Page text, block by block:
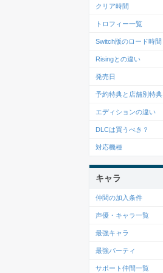
クリア時間
トロフィー一覧
Switch版のロード時間
Risingとの違い
発売日
予約特典と店舗別特典
エディションの違い
DLCは買うべき？
対応機種
キャラ
仲間の加入条件
声優・キャラ一覧
最強キャラ
最強パーティ
サポート仲間一覧